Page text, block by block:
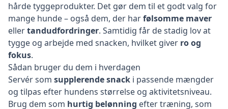
hårde tyggeprodukter. Det gør dem til et godt valg for
mange hunde – også dem, der harfølsomme maver
ellertandudfordringer. Samtidig får de stadig lov at
tygge og arbejde med snacken, hvilket giver ro og
fokus.
Sådan bruger du dem i hverdagen
Servér som supplerende snack i passende mængder
og tilpas efter hundens størrelse og aktivitetsniveau.
Brug dem som hurtig belønning efter træning, som